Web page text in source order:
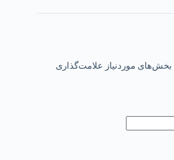
بخش‌های موردنیاز علامت‌گذاری